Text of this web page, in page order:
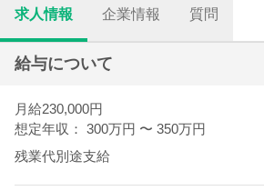
求人情報 企業情報 質問
給与について
月給230,000円
想定年収： 300万円 〜 350万円
残業代別途支給